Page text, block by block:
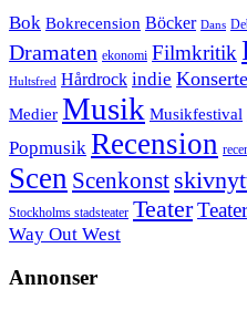
Bok Bokrecension Böcker Dans
Dramaten ekonomi Filmkritik
Hultsfred Hårdrock indie
Medier Musik Musikfestival
Popmusik Recension
Scen Scenkonst
Stockholms stadsteater Teater
Way Out West
Annonser